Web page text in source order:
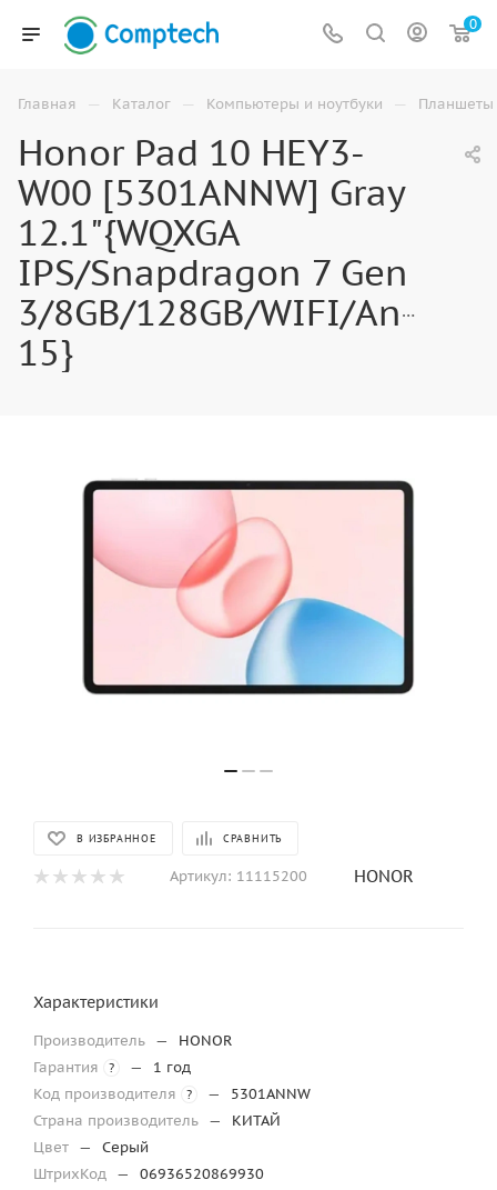
0
Главная — Каталог — Компьютеры и ноутбуки — Планшеты
Honor Pad 10 HEY3-
W00 [5301ANNW] Gray
12.1"{WQXGA
IPS/Snapdragon 7 Gen
3/8GB/128GB/WIFI/Android
15}
В ИЗБРАННОЕ СРАВНИТЬ
Артикул: 11115200 HONOR
Характеристики
Производитель —
HONOR
Гарантия
? —
1 год
Код производителя
? —
5301ANNW
Страна производитель —
КИТАЙ
Цвет —
Серый
ШтрихКод — 06936520869930